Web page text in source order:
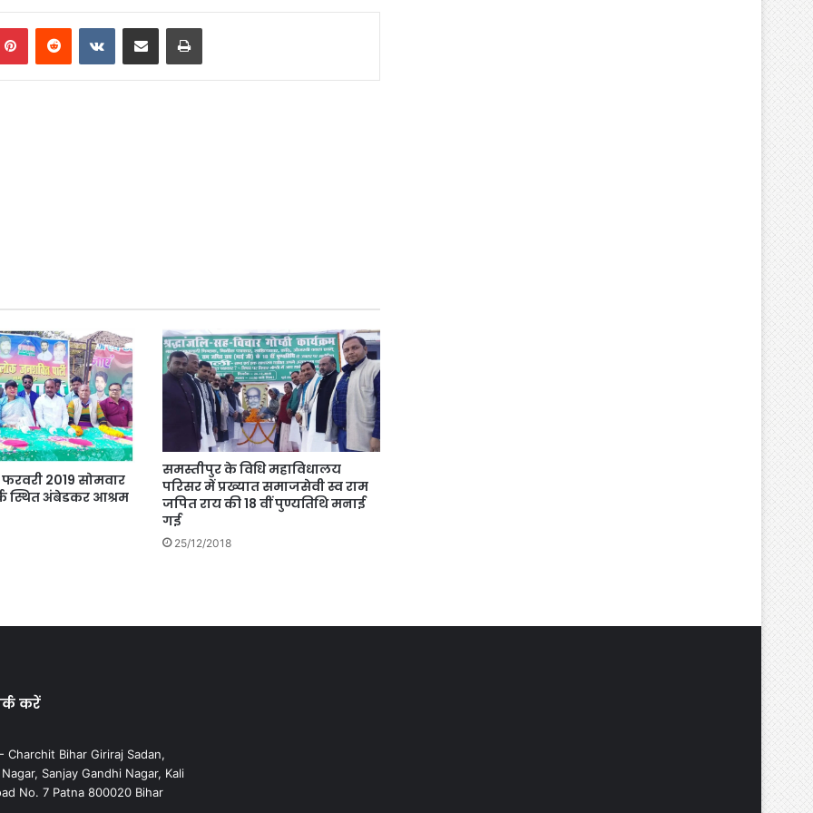
PinterestReddit VKontakteShare via Email Print
2019 सोमवार
स्थित अंबेडकर आश्रम
समस्तीपुर के विधि महाविधालय
परिसर में प्रख्यात समाजसेवी स्व राम
जपित राय की 18 वीं पुण्यतिथि मनाई
गई
25/12/2018
करें
Charchit Bihar Giriraj Sadan,
Sanjay Gandhi Nagar, Kali
No. 7 Patna 800020 Bihar